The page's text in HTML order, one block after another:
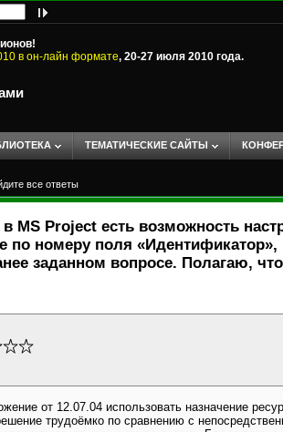
в он-лайн формате, 20-27 июля 2010 года.
ТЕМАТИЧЕСКИЕ САЙТЫ
все ответы
MS Project есть возможность
по номеру поля
заданном вопросе. Полагаю,
от 12.07.04 использовать назначение
трудоёмко по сравнению с